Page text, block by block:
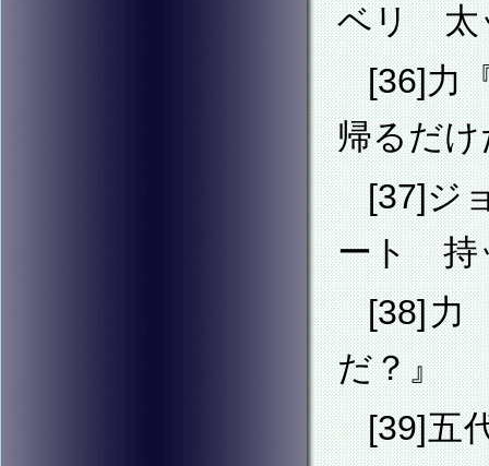
ベリ 太
[36]力
帰るだ
[37]ジ
ート 持
[38]力
だ？』
[39]五